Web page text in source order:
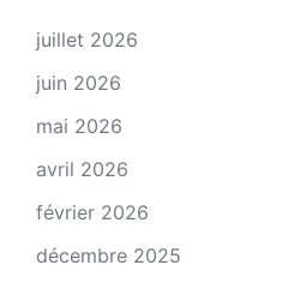
juillet 2026
juin 2026
mai 2026
avril 2026
février 2026
décembre 2025